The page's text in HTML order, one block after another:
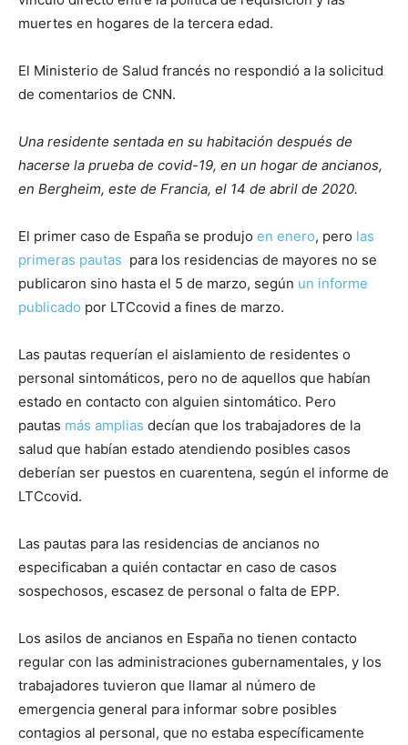
muertes en hogares de la tercera edad.
El Ministerio de Salud francés no respondió a la solicitud
de comentarios de CNN.
Una residente sentada en su habitación después de
hacerse la prueba de covid-19, en un hogar de ancianos,
en Bergheim, este de Francia, el 14 de abril de 2020.
El primer caso de España se produjo en enero, pero las
primeras pautas para los residencias de mayores no se
publicaron sino hasta el 5 de marzo, según un informe
publicado por LTCcovid a fines de marzo.
Las pautas requerían el aislamiento de residentes o
personal sintomáticos, pero no de aquellos que habían
estado en contacto con alguien sintomático. Pero
pautas más amplias decían que los trabajadores de la
salud que habían estado atendiendo posibles casos
deberían ser puestos en cuarentena, según el informe de
LTCcovid.
Las pautas para las residencias de ancianos no
especificaban a quién contactar en caso de casos
sospechosos, escasez de personal o falta de EPP.
Los asilos de ancianos en España no tienen contacto
regular con las administraciones gubernamentales, y los
trabajadores tuvieron que llamar al número de
emergencia general para informar sobre posibles
contagios al personal, que no estaba específicamente